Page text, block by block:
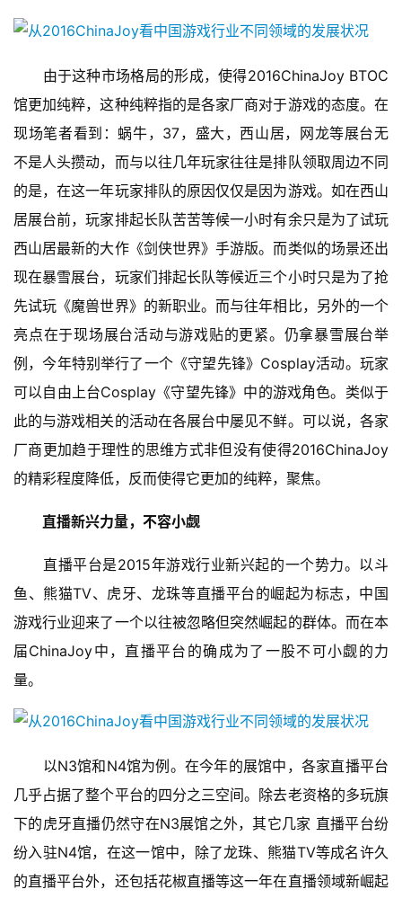
页
游
茶
原
创
游
戏
业
界
手
单
机
游
戏
闲
2
2
5
由于这种市场格局的形成，使得2016ChinaJoy BTOC
馆更加纯粹，这种纯粹指的是各家厂商对于游戏的态度。在
现场笔者看到：蜗牛，37，盛大，西山居，网龙等展台无
不是人头攒动，而与以往几年玩家往往是排队领取周边不同
的是，在这一年玩家排队的原因仅仅是因为游戏。如在西山
居展台前，玩家排起长队苦苦等候一小时有余只是为了试玩
西山居最新的大作《剑侠世界》手游版。而类似的场景还出
现在暴雪展台，玩家们排起长队等候近三个小时只是为了抢
先试玩《魔兽世界》的新职业。而与往年相比，另外的一个
亮点在于现场展台活动与游戏贴的更紧。仍拿暴雪展台举
例，今年特别举行了一个《守望先锋》Cosplay活动。玩家
可以自由上台Cosplay《守望先锋》中的游戏角色。类似于
此的与游戏相关的活动在各展台中屡见不鲜。可以说，各家
厂商更加趋于理性的思维方式非但没有使得2016ChinaJoy
的精彩程度降低，反而使得它更加的纯粹，聚焦。
直播新兴力量，不容小觑
直播平台是2015年游戏行业新兴起的一个势力。以斗
鱼、熊猫TV、虎牙、龙珠等直播平台的崛起为标志，中国
游戏行业迎来了一个以往被忽略但突然崛起的群体。而在本
届ChinaJoy中，直播平台的确成为了一股不可小觑的力
量。
以N3馆和N4馆为例。在今年的展馆中，各家直播平台
几乎占据了整个平台的四分之三空间。除去老资格的多玩旗
下的虎牙直播仍然守在N3展馆之外，其它几家 直播平台纷
纷入驻N4馆，在这一馆中，除了龙珠、熊猫TV等成名许久
的直播平台外，还包括花椒直播等这一年在直播领域新崛起